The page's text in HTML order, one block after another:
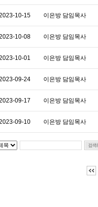
10-15 이은방 담임목사
10-08 이은방 담임목사
10-01 이은방 담임목사
09-24 이은방 담임목사
09-17 이은방 담임목사
09-10 이은방 담임목사